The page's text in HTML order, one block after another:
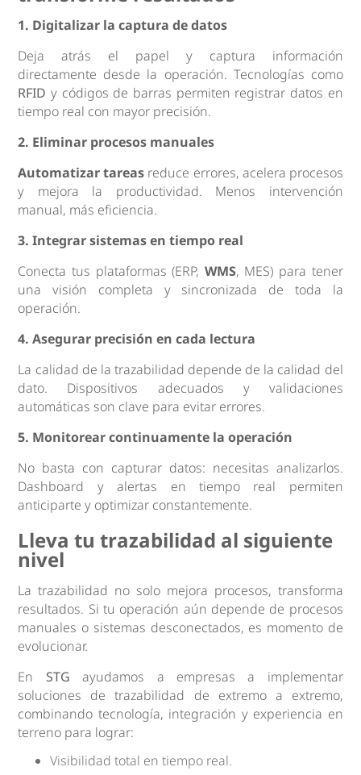
1. Digitalizar la captura de datos
Deja atrás el papel y captura información
directamente desde la operación. Tecnologías como
RFIDy códigos de barras permiten registrar datos en
tiempo real con mayor precisión.
2. Eliminar procesos manuales
Automatizar tareas reduce errores, acelera procesos
y mejora la productividad. Menos intervención
manual, más eficiencia.
3. Integrar sistemas en tiempo real
Conecta tus plataformas (ERP, WMS, MES) para tener
una visión completa y sincronizada de toda la
operación.
4. Asegurar precisión en cada lectura
La calidad de la trazabilidad depende de la calidad del
dato. Dispositivos adecuados y validaciones
automáticas son clave para evitar errores.
5. Monitorear continuamente la operación
No basta con capturar datos: necesitas analizarlos.
Dashboard y alertas en tiempo real permiten
anticiparte y optimizar constantemente.
Lleva tu trazabilidad al siguiente
nivel
La trazabilidad no solo mejora procesos, transforma
resultados. Si tu operación aún depende de procesos
manuales o sistemas desconectados, es momento de
evolucionar.
En STG ayudamos a empresas a implementar
soluciones de trazabilidad de extremo a extremo,
combinando tecnología, integración y experiencia en
terreno para lograr:
Visibilidad total en tiempo real.